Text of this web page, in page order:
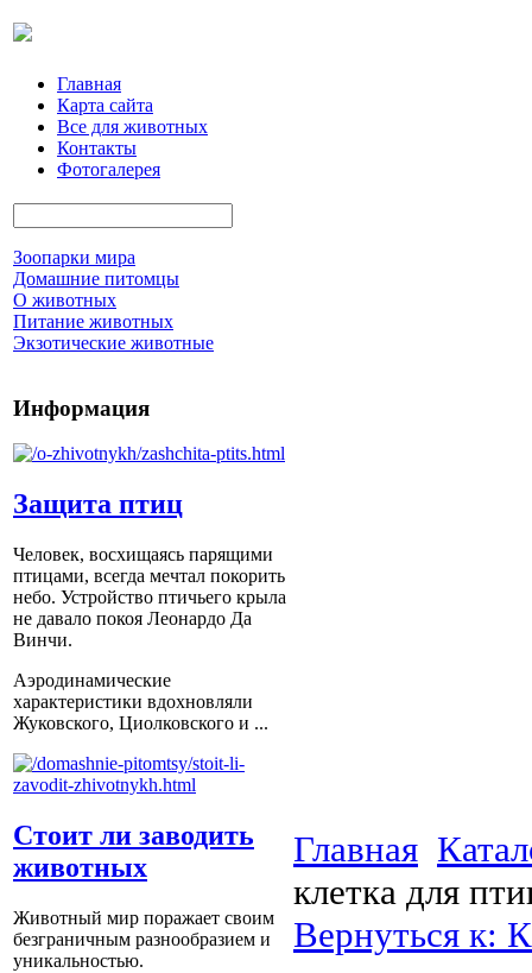
Главная
Карта сайта
Все для животных
Контакты
Фотогалерея
Зоопарки мира
Домашние питомцы
О животных
Питание животных
Экзотические животные
Информация
Защита птиц
Человек, восхищаясь парящими
птицами, всегда мечтал покорить
небо. Устройство птичьего крыла
не давало покоя Леонардо Да
Винчи.
Аэродинамические
характеристики вдохновляли
Жуковского, Циолковского и ...
Стоит ли заводить
животных
Животный мир поражает своим
безграничным разнообразием и
уникальностью.
Главная
клетка для
Вернуться к: